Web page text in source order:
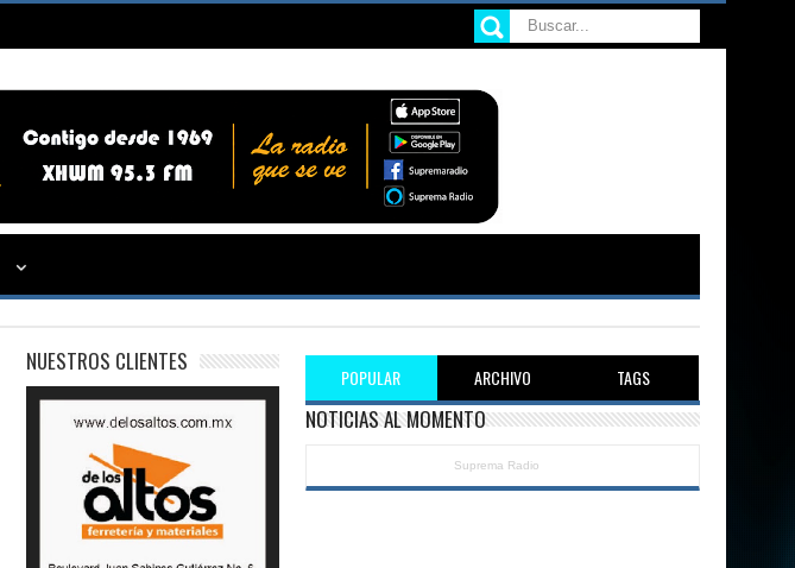
POPULAR ARCHIVO TAGS
NOTICIAS AL MOMENTO
Suprema Radio
NUESTROS CLIENTES